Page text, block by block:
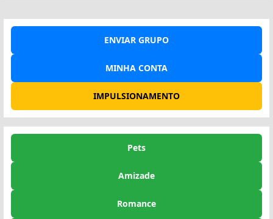
ENVIAR GRUPO
MINHA CONTA
IMPULSIONAMENTO
Pets
Amizade
Romance